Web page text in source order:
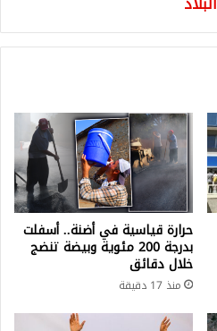
حرارة قياسية في أضنة.. أسفلت
بدرجة 200 مئوية وبيضة تنضج
خلال دقائق
منذ 17 دقيقة